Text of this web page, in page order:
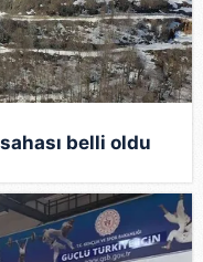
belli oldu